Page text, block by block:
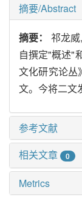
摘要/Abstract
摘要： 祁龙
自撰定"概述"
文化研究论丛
文。今将二文
参考文献
相关文章
0
Metrics